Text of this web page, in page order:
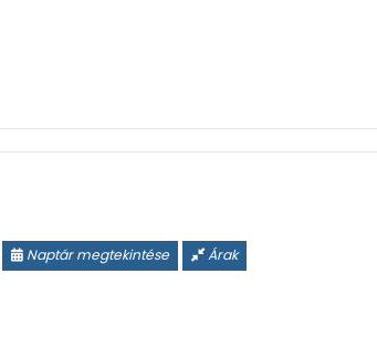
Naptár megtekintése Árak